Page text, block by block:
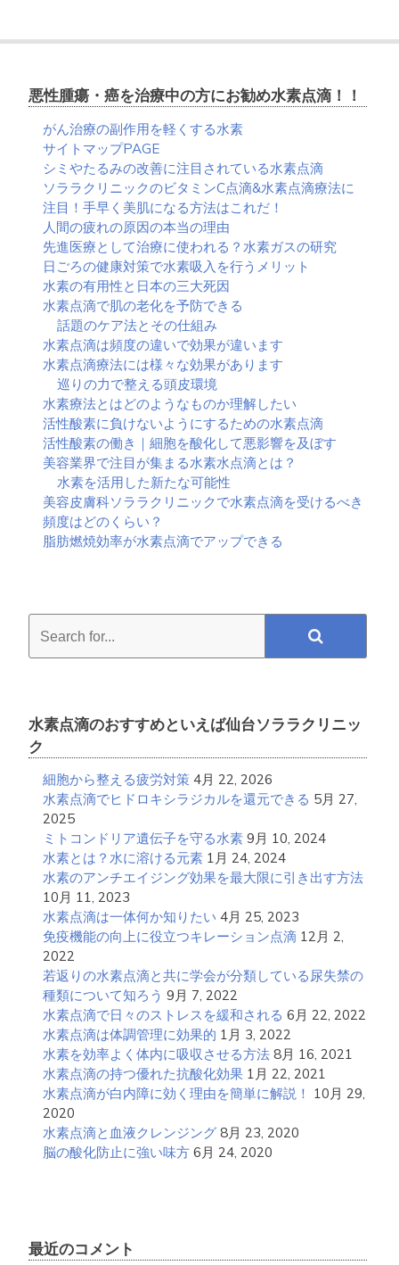
点
共
に
学
会
が
分
類
し
て
い
る
尿
失
禁
の
種
類
に
つ
い
て
知
ろ
う
悪性腫瘍・癌を治療中の方にお勧め水素点滴！！
がん治療の副作用を軽くする水素
サイトマップPAGE
シミやたるみの改善に注目されている水素点滴
ソララクリニックのビタミンC点滴&水素点滴療法に
注目！手早く美肌になる方法はこれだ！
人間の疲れの原因の本当の理由
先進医療として治療に使われる？水素ガスの研究
日ごろの健康対策で水素吸入を行うメリット
水素の有用性と日本の三大死因
水素点滴で肌の老化を予防できる
話題のケア法とその仕組み
水素点滴は頻度の違いで効果が違います
水素点滴療法には様々な効果があります
巡りの力で整える頭皮環境
水素療法とはどのようなものか理解したい
活性酸素に負けないようにするための水素点滴
活性酸素の働き｜細胞を酸化して悪影響を及ぼす
美容業界で注目が集まる水素水点滴とは？
水素を活用した新たな可能性
美容皮膚科ソララクリニックで水素点滴を受けるべき
頻度はどのくらい？
脂肪燃焼効率が水素点滴でアップできる
水素点滴のおすすめといえば仙台ソララクリニッ
ク
細胞から整える疲労対策 4月 22, 2026
水素点滴でヒドロキシラジカルを還元できる 5月 27,
2025
ミトコンドリア遺伝子を守る水素 9月 10, 2024
水素とは？水に溶ける元素 1月 24, 2024
水素のアンチエイジング効果を最大限に引き出す方法
10月 11, 2023
水素点滴は一体何か知りたい 4月 25, 2023
免疫機能の向上に役立つキレーション点滴 12月 2,
2022
若返りの水素点滴と共に学会が分類している尿失禁の
種類について知ろう 9月 7, 2022
水素点滴で日々のストレスを緩和される 6月 22, 2022
水素点滴は体調管理に効果的 1月 3, 2022
水素を効率よく体内に吸収させる方法 8月 16, 2021
水素点滴の持つ優れた抗酸化効果 1月 22, 2021
水素点滴が白内障に効く理由を簡単に解説！ 10月 29,
2020
水素点滴と血液クレンジング 8月 23, 2020
脳の酸化防止に強い味方 6月 24, 2020
最近のコメント